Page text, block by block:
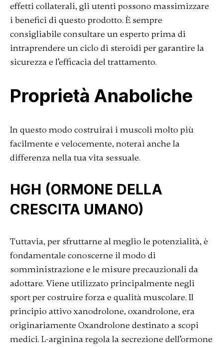
effetti collaterali, gli utenti possono massimizzare
i benefici di questo prodotto. È sempre
consigliabile consultare un esperto prima di
intraprendere un ciclo di steroidi per garantire la
sicurezza e l’efficacia del trattamento.
Proprietà Anaboliche
In questo modo costruirai i muscoli molto più
facilmente e velocemente, noterai anche la
differenza nella tua vita sessuale.
HGH (ORMONE DELLA
CRESCITA UMANO)
Tuttavia, per sfruttarne al meglio le potenzialità, è
fondamentale conoscerne il modo di
somministrazione e le misure precauzionali da
adottare. Viene utilizzato principalmente negli
sport per costruire forza e qualità muscolare. Il
principio attivo xanodrolone, oxandrolone, era
originariamente Oxandrolone destinato a scopi
medici. L-arginina regola la secrezione dell’ormone